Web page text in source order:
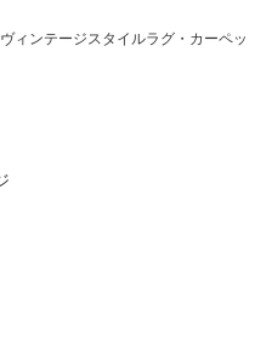
ヴィンテージスタイルラグ・カーペッ